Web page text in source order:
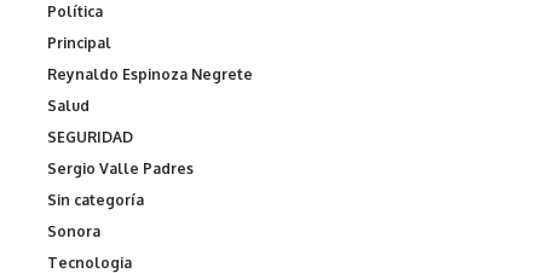
Política
Principal
Reynaldo Espinoza Negrete
Salud
SEGURIDAD
Sergio Valle Padres
Sin categoría
Sonora
Tecnologia